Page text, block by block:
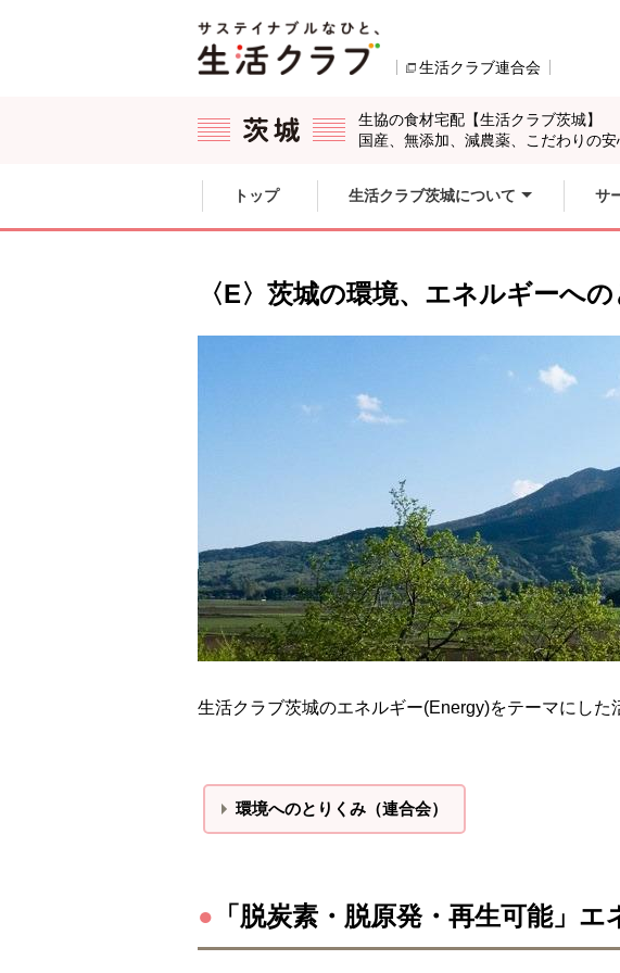
生活クラブ連合会 別のウィ
生協の食材宅配【生活クラブ茨城】
国産、無添加、減農薬、こだわりの安
ここからサイト内共通メニューです。
サイト内共通メニューをスキップする
トップ 生活クラブ茨城について サ
〈E〉茨城の環境、エネルギーへ
生活クラブ茨城のエネルギー(Energy)をテーマにし
環境へのとりくみ（連合会）
● 「脱炭素・脱原発・再生可能」